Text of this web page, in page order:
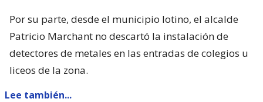
Por su parte, desde el municipio lotino, el alcalde
Patricio Marchant no descartó la instalación de
detectores de metales en las entradas de colegios u
liceos de la zona.
Lee también...